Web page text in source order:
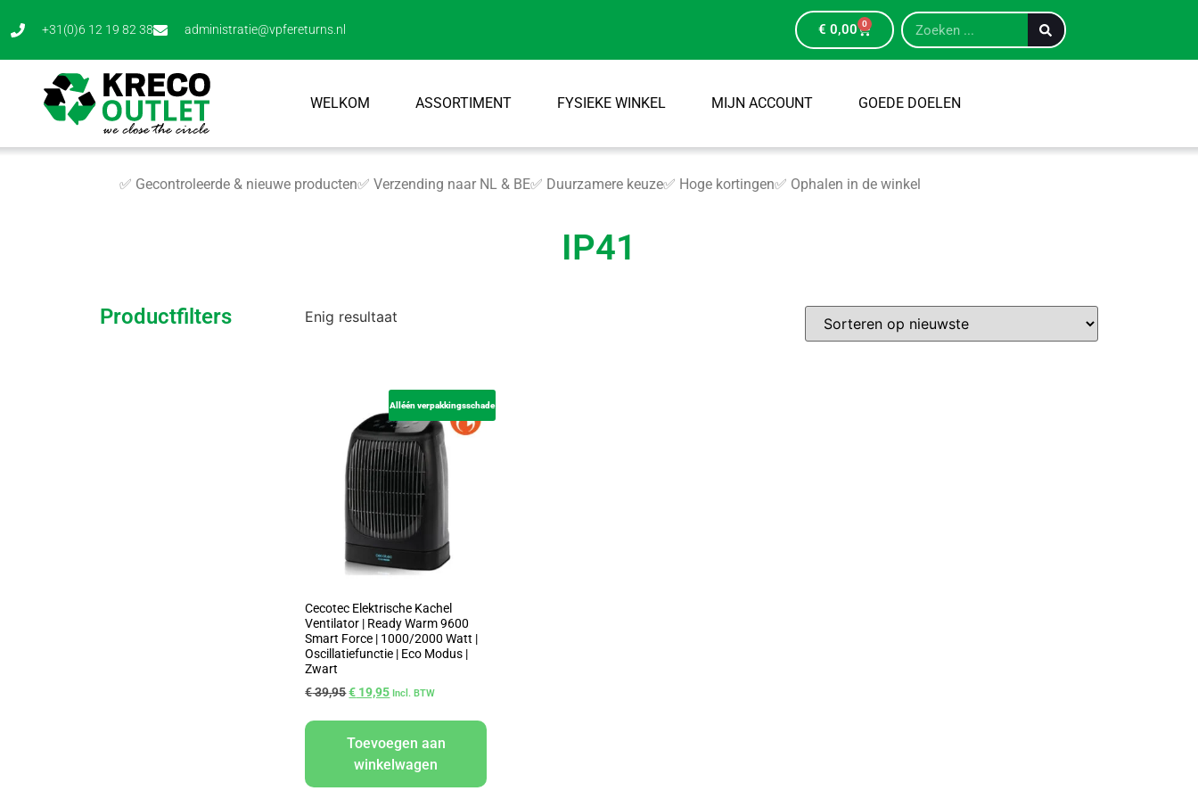
+31(0)6 12 19 82 38 administratie@vpfereturns.nl € 0,00 0
WELKOM ASSORTIMENT FYSIEKE WINKEL MIJN ACCOUNT GOEDE DOELEN
✅ Gecontroleerde & nieuwe producten✅ Verzending naar NL & BE✅ Duurzamere keuze✅ Hoge kortingen✅ Ophalen in de winkel
IP41
Productfilters Enig resultaat
Alléén verpakkingsschade
Cecotec Elektrische Kachel
Ventilator | Ready Warm 9600
Smart Force | 1000/2000 Watt |
Oscillatiefunctie | Eco Modus |
Zwart
€39,95€ 19,95 Incl. BTW
Toevoegen aan
winkelwagen